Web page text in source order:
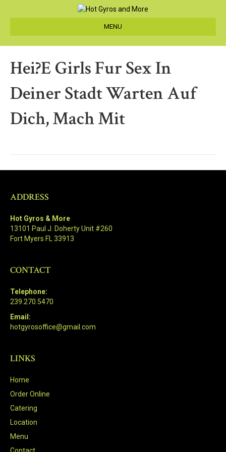
MENU
Hei?e Girls Fur Sex In
Deiner Stadt Warten Auf
Dich, Mach Mit
ADDRESS
Hot Gyros & More
13101 Paul J. Doherty Unit #260
Fort Myers FL 33913
CONTACT
Telephone:
239.270.5470
Email:
hotgyrosoffice@gmail.com
LINKS
Home
Order Online
Catering
Location
Menu